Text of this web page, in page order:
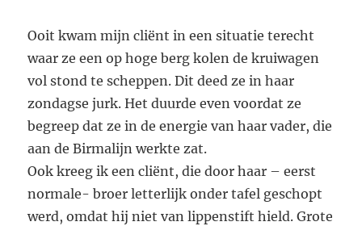
Ooit kwam mijn cliënt in een situatie terecht
waar ze een op hoge berg kolen de kruiwagen
vol stond te scheppen. Dit deed ze in haar
zondagse jurk. Het duurde even voordat ze
begreep dat ze in de energie van haar vader, die
aan de Birmalijn werkte zat.
Ook kreeg ik een cliënt, die door haar – eerst
normale- broer letterlijk onder tafel geschopt
werd, omdat hij niet van lippenstift hield. Grote